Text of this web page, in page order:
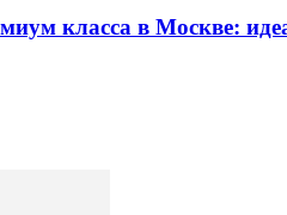
класса в Москве: